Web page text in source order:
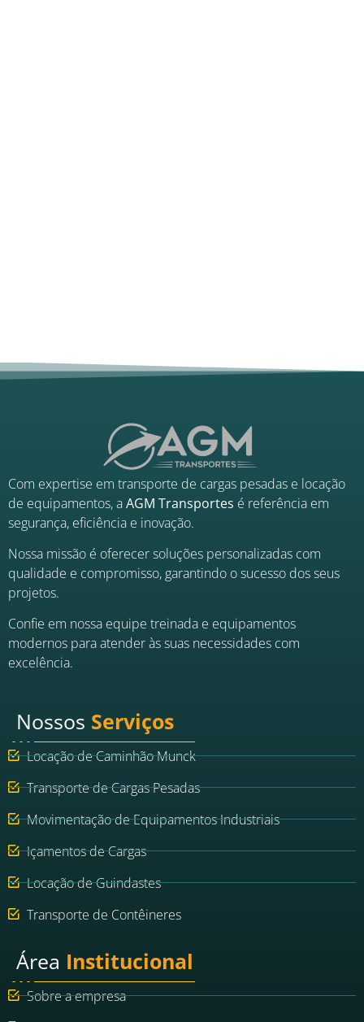
Com expertise em transporte de cargas pesadas e locação
de equipamentos, aAGM Transportes é referência em
segurança, eficiência e inovação.
Nossa missão é oferecer soluções personalizadas com
qualidade e compromisso, garantindo o sucesso dos seus
projetos.
Confie em nossa equipe treinada e equipamentos
modernos para atender às suas necessidades com
excelência.
Nossos Serviços
Locação de Caminhão Munck
Transporte de Cargas Pesadas
Movimentação de Equipamentos Industriais
Içamentos de Cargas
Locação de Guindastes
Transporte de Contêineres
Área Institucional
Sobre a empresa